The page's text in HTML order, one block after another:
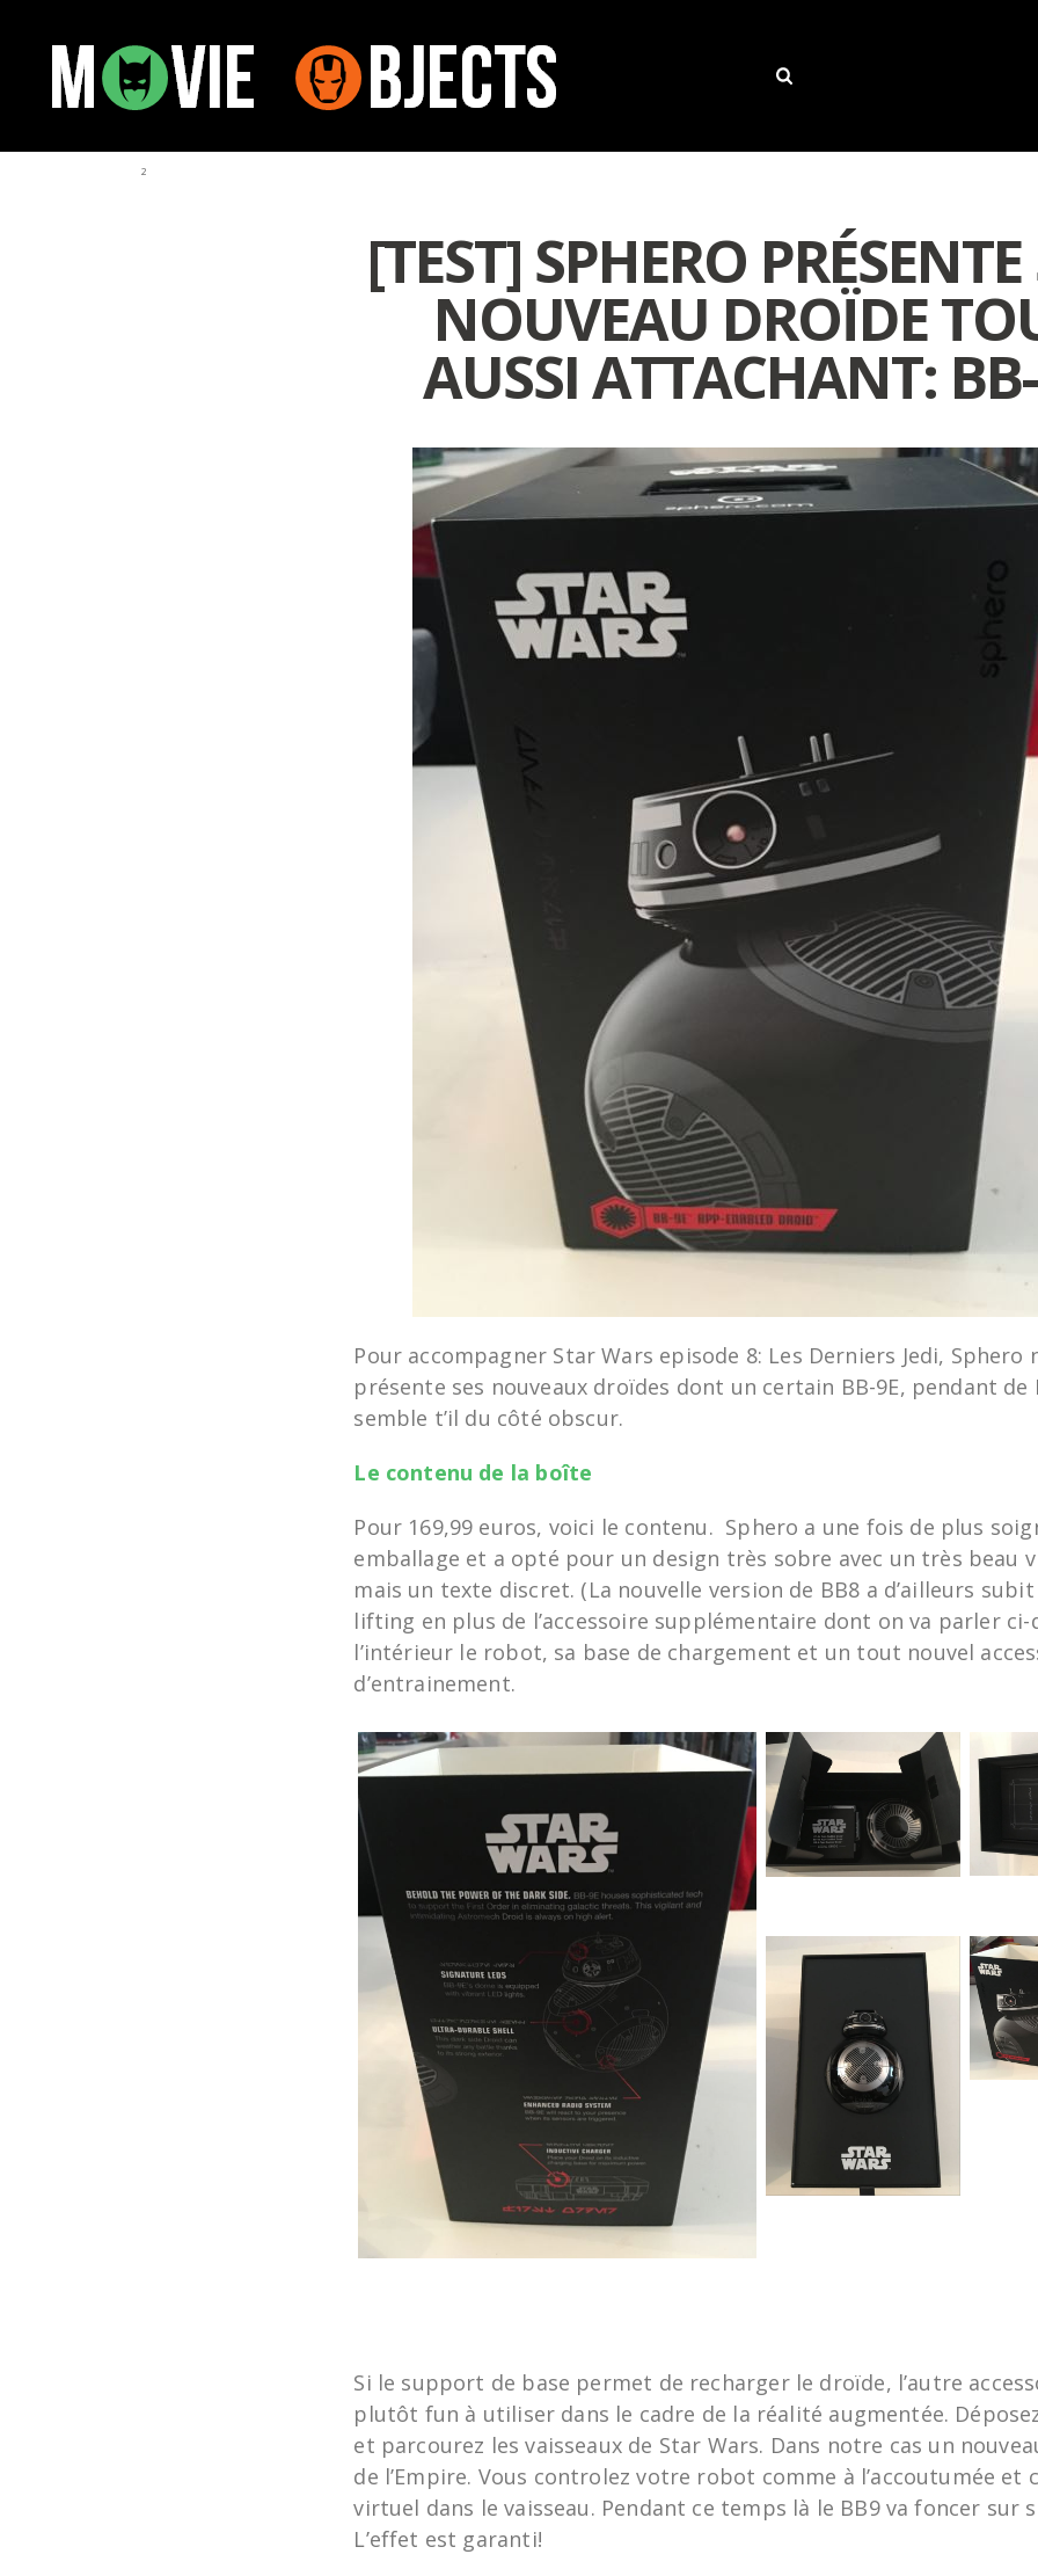
²
[TEST] SPHERO
NOUVEAU DROÏDE
AUSSI ATTACHANT:
Pour accompagner Star Wars episode 8: Les Derniers Jedi, Sphero
présente ses nouveaux droïdes dont un certain BB-9E, pendant de
semble t’il du côté obscur.
Le contenu de la boîte
Pour 169,99 euros, voici le contenu. Sphero a une fois de plus
emballage et a opté pour un design très sobre avec un très beau
mais un texte discret. (La nouvelle version de BB8 a d’ailleurs
lifting en plus de l’accessoire supplémentaire dont on va parler ci-
l’intérieur le robot, sa base de chargement et un tout nouvel
d’entrainement.
Si le support de base permet de recharger le droïde, l’autre
plutôt fun à utiliser dans le cadre de la réalité augmentée.
et parcourez les vaisseaux de Star Wars. Dans notre cas un
de l’Empire. Vous controlez votre robot comme à l’accoutumée et
virtuel dans le vaisseau. Pendant ce temps là le BB9 va foncer sur
L’effet est garanti!